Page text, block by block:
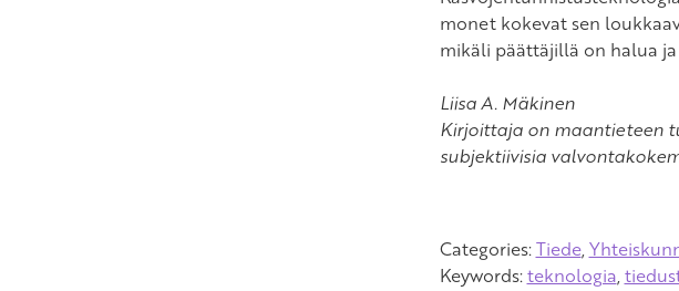
monet kokevat sen
mikäli päättäjillä on halua
Liisa A. Mäkinen
Kirjoittaja on maantieteen
subjektiivisia
Categories:Tiede,
Keywords:teknologia,